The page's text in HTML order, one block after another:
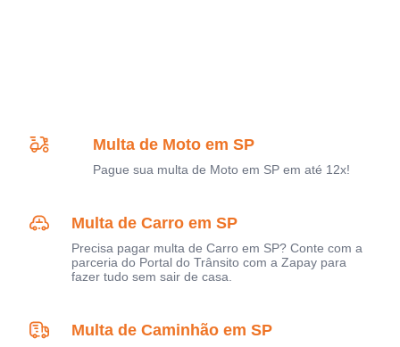
Multa de Moto em SP
Pague sua multa de Moto em SP em até 12x!
Multa de Carro em SP
Precisa pagar multa de Carro em SP? Conte com a
parceria do Portal do Trânsito com a Zapay para
fazer tudo sem sair de casa.
Multa de Caminhão em SP